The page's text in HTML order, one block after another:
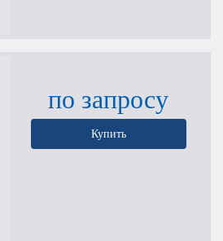
по запросу
Купить